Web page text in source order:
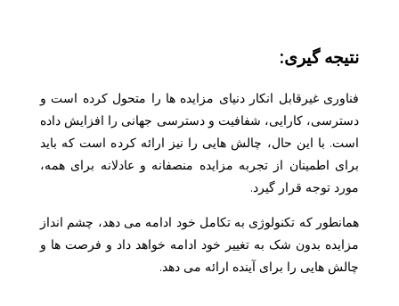
نتیجه گیری:
فناوری غیرقابل انکار دنیای مزایده ها را متحول کرده است و
دسترسی، کارایی، شفافیت و دسترسی جهانی را افزایش داده
است. با این حال، چالش هایی را نیز ارائه کرده است که باید
برای اطمینان از تجربه مزایده منصفانه و عادلانه برای همه،
مورد توجه قرار گیرد.
همانطور که تکنولوژی به تکامل خود ادامه می دهد، چشم انداز
مزایده بدون شک به تغییر خود ادامه خواهد داد و فرصت ها و
چالش هایی را برای آینده ارائه می دهد.